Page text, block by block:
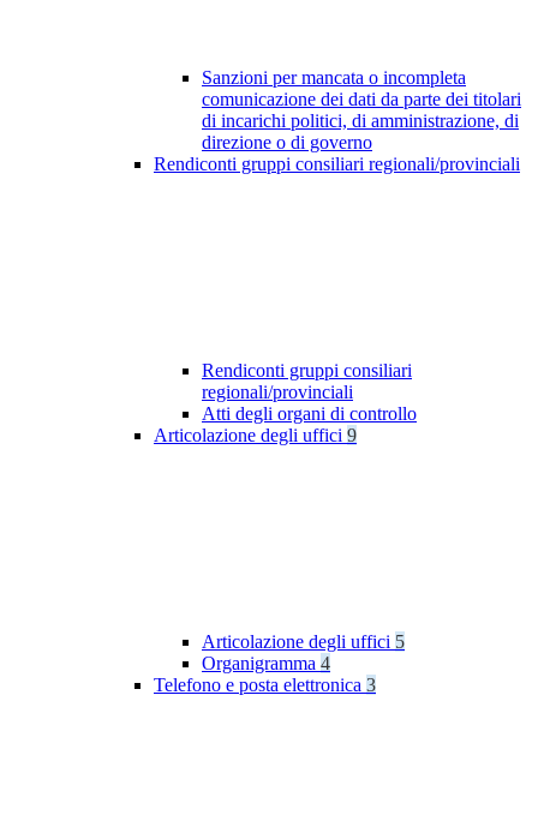
Sanzioni per mancata o incompleta
comunicazione dei dati da parte dei titolari
di incarichi politici, di amministrazione, di
direzione o di governo
Rendiconti gruppi consiliari regionali/provinciali
Rendiconti gruppi consiliari
regionali/provinciali
Atti degli organi di controllo
Articolazione degli uffici 9
Articolazione degli uffici 5
Organigramma 4
Telefono e posta elettronica 3